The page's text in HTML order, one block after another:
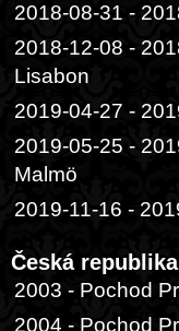
2018-08-31 -
2018-12-08 -
Lisabon
2019-04-27 -
2019-05-25 -
Malmö
2019-11-16 -
Česká republika
2003 - Pochod
2004 - Pochod